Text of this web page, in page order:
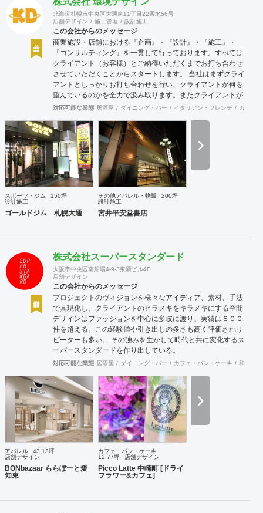
北海道札幌市中央区大通東11丁目22番地56号
店舗デザイン
施工管理 設計施工
この会社からのメッセージ
商業施設・店舗における『企画』・『設計』・『施工』・
『コンサルティング』を一貫して行っております。すべては
クライアント（お客様）とご納得いただくまでお打ち合わせ
させていただくことからスタートします。 当社はまずクライ
アントとしっかりお打ち合わせを行い、クライアントが何を
望んでいるのかを全力で汲み取ります。またクライアントが
思い描いていることをどのように表現していいのかお困りの
培ってきた当社ならではのノウハウでご提案いたします。
対応可能な業態 居酒屋 ダイニング・バー イタリアン・フレンチ カフェ
スポーツ・ジム
150坪
設計施工
ゴールドジム 札幌大通
その他アパレル・物販
200坪
設計施工
宮井平安堂書店
株式会社スーパースタンダード
大阪市中央区南船場4-9-3東新ビル4F
店舗デザイン
この会社からのメッセージ
プロジェクトのヴィジョンを様々なアイディア、素材、手法
で具現化し、クライアントのヒラメキをキラメキにする空間
デザインはファッションを中心に多岐に渡り、実績は８００
件を超える。この経験値や引き出しの多さも高く評価されリ
ピーターも多い。 その強みを生かして時代と共に変化するス
ーパースタンダードを作り出している。
対応可能な業態 居酒屋 ダイニング・バー カフェ・パン・ケーキ 和食・
アパレル
43.13坪
店舗デザイン
BONbazaar ららぽーと愛
知東
カフェ・パン・ケーキ
12.77坪
店舗デザイン
Picco Latte 中崎町 [ドライ
フラワー&カフェ]